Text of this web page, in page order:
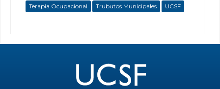
Terapia Ocupacional
Trubutos Municipales UCSF